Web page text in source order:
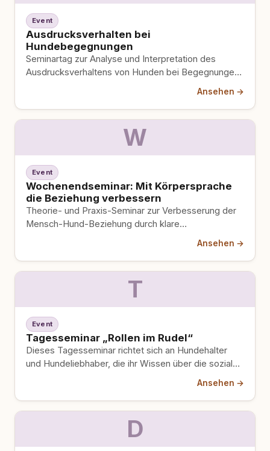
Event
Ausdrucksverhalten bei
Hundebegegnungen
Seminartag zur Analyse und Interpretation des
Ausdrucksverhaltens von Hunden bei Begegnungen.
Fokus auf Beobachtung, Stolpersteine erkennen und
Ansehen →
W
Event
Wochenendseminar: Mit Körpersprache
die Beziehung verbessern
Theorie- und Praxis-Seminar zur Verbesserung der
Mensch-Hund-Beziehung durch klare
Körpersprache. Direkt umsetzbares Wissen aus der
Ansehen →
T
Event
Tagesseminar „Rollen im Rudel“
Dieses Tagesseminar richtet sich an Hundehalter
und Hundeliebhaber, die ihr Wissen über die sozialen
Ansehen →
D